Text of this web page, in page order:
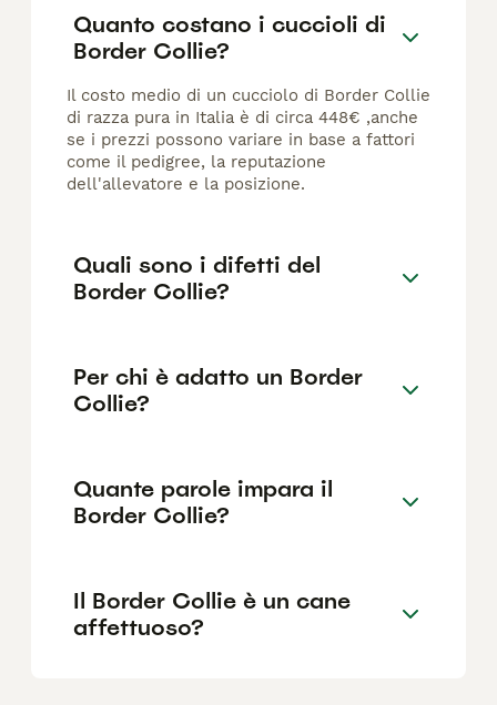
Quanto costano i cuccioli di
Border Collie?
Il costo medio di un cucciolo di Border Collie
di razza pura in Italia è di circa 448€ ,anche
se i prezzi possono variare in base a fattori
come il pedigree, la reputazione
dell'allevatore e la posizione.
Quali sono i difetti del
Border Collie?
Per chi è adatto un Border
Collie?
Quante parole impara il
Border Collie?
Il Border Collie è un cane
affettuoso?